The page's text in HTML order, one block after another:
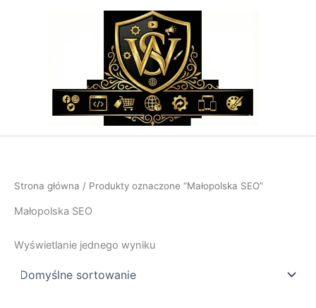
Strona główna / Produkty oznaczone “Małopolska SEO”
Małopolska SEO
Wyświetlanie jednego wyniku